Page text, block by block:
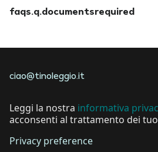
faqs.q.documentsrequired
ciao@tinoleggio.it
Leggi la nostra informativa
acconsenti al trattamento dei
Privacy preference